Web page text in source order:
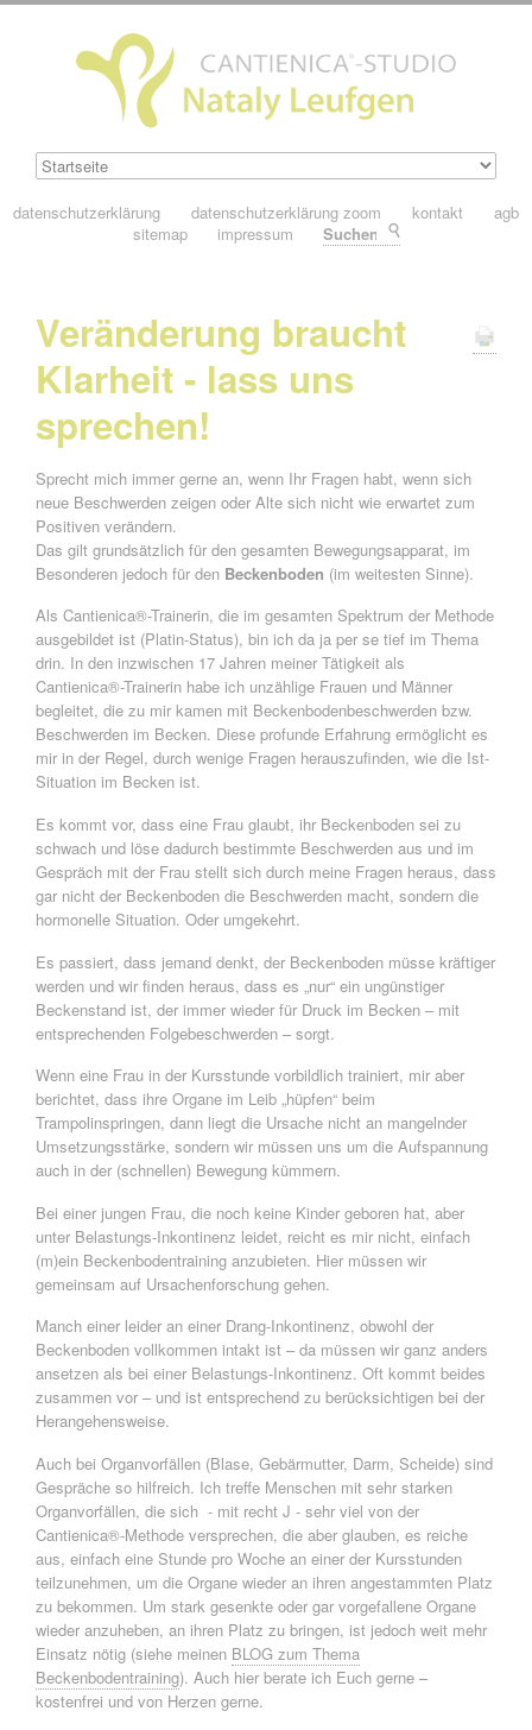
datenschutzerklärung datenschutzerklärung zoom kontakt
agb
sitemap
impressum
Veränderung braucht
Klarheit - lass uns
sprechen!
Sprecht mich immer gerne an, wenn Ihr Fragen habt, wenn sich
neue Beschwerden zeigen oder Alte sich nicht wie erwartet zum
Positiven verändern.
Das gilt grundsätzlich für den gesamten Bewegungsapparat, im
Besonderen jedoch für den Beckenboden (im weitesten Sinne).
Als Cantienica®-Trainerin, die im gesamten Spektrum der Methode
ausgebildet ist (Platin-Status), bin ich da ja per se tief im Thema
drin. In den inzwischen 17 Jahren meiner Tätigkeit als
Cantienica®-Trainerin habe ich unzählige Frauen und Männer
begleitet, die zu mir kamen mit Beckenbodenbeschwerden bzw.
Beschwerden im Becken. Diese profunde Erfahrung ermöglicht es
mir in der Regel, durch wenige Fragen herauszufinden, wie die Ist-
Situation im Becken ist.
Es kommt vor, dass eine Frau glaubt, ihr Beckenboden sei zu
schwach und löse dadurch bestimmte Beschwerden aus und im
Gespräch mit der Frau stellt sich durch meine Fragen heraus, dass
gar nicht der Beckenboden die Beschwerden macht, sondern die
hormonelle Situation. Oder umgekehrt.
Es passiert, dass jemand denkt, der Beckenboden müsse kräftiger
werden und wir finden heraus, dass es „nur“ ein ungünstiger
Beckenstand ist, der immer wieder für Druck im Becken – mit
entsprechenden Folgebeschwerden – sorgt.
Wenn eine Frau in der Kursstunde vorbildlich trainiert, mir aber
berichtet, dass ihre Organe im Leib „hüpfen“ beim
Trampolinspringen, dann liegt die Ursache nicht an mangelnder
Umsetzungsstärke, sondern wir müssen uns um die Aufspannung
auch in der (schnellen) Bewegung kümmern.
Bei einer jungen Frau, die noch keine Kinder geboren hat, aber
unter Belastungs-Inkontinenz leidet, reicht es mir nicht, einfach
(m)ein Beckenbodentraining anzubieten. Hier müssen wir
gemeinsam auf Ursachenforschung gehen.
Manch einer leider an einer Drang-Inkontinenz, obwohl der
Beckenboden vollkommen intakt ist – da müssen wir ganz anders
ansetzen als bei einer Belastungs-Inkontinenz. Oft kommt beides
zusammen vor – und ist entsprechend zu berücksichtigen bei der
Herangehensweise.
Auch bei Organvorfällen (Blase, Gebärmutter, Darm, Scheide) sind
Gespräche so hilfreich. Ich treffe Menschen mit sehr starken
Organvorfällen, die sich - mit recht J - sehr viel von der
Cantienica®-Methode versprechen, die aber glauben, es reiche
aus, einfach eine Stunde pro Woche an einer der Kursstunden
teilzunehmen, um die Organe wieder an ihren angestammten Platz
zu bekommen. Um stark gesenkte oder gar vorgefallene Organe
wieder anzuheben, an ihren Platz zu bringen, ist jedoch weit mehr
Einsatz nötig (siehe meinen BLOG zum Thema
Beckenbodentraining). Auch hier berate ich Euch gerne –
kostenfrei und von Herzen gerne.